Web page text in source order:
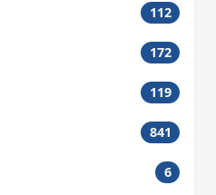
112
172
119
841
6